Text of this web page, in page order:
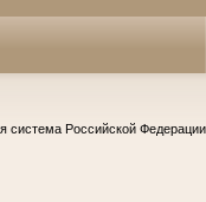
система Российской